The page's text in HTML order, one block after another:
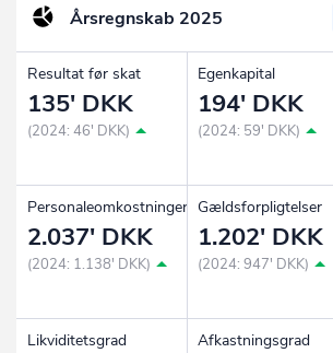
Årsregnskab 2025
Resultat før skat
135' DKK
(2024: 46' DKK)
Egenkapital
194' DKK
(2024: 59' DKK)
Personaleomkostninger
2.037' DKK
(2024: 1.138' DKK)
Gældsforpligtelser
1.202' DKK
(2024: 947' DKK)
Likviditetsgrad Afkastningsgrad